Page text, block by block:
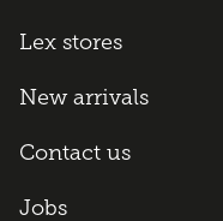
Lex stores
New arrivals
Contact us
Jobs